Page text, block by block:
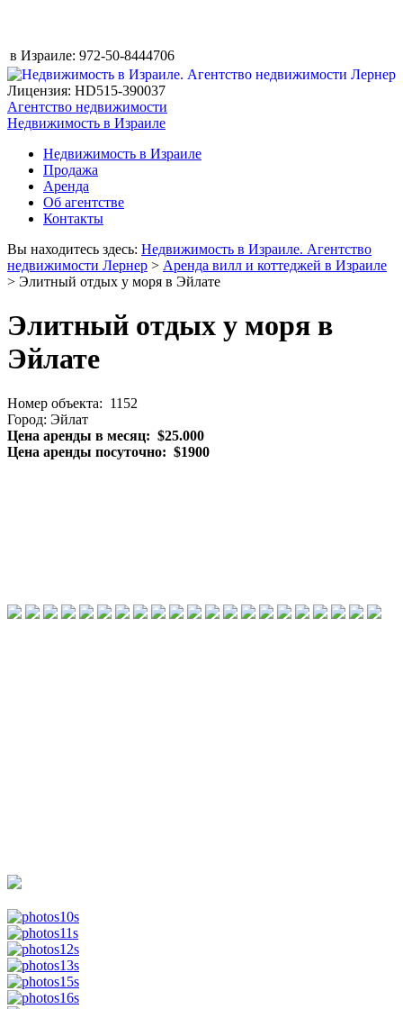
в Израиле: 972-50-8444706
Лицензия: HD515-390037
Агентство недвижимости
Недвижимость в Израиле
Недвижимость в Израиле
Продажа
Аренда
Об агентстве
Контакты
Вы находитесь здесь: Недвижимость в Израиле. Агентство
недвижимости Лернер > Аренда вилл и коттеджей в Израиле
> Элитный отдых у моря в Эйлате
Элитный отдых у моря в
Эйлате
Номер объекта: 1152
Город: Эйлат
Цена аренды в месяц: $25.000
Цена аренды посуточно: $1900